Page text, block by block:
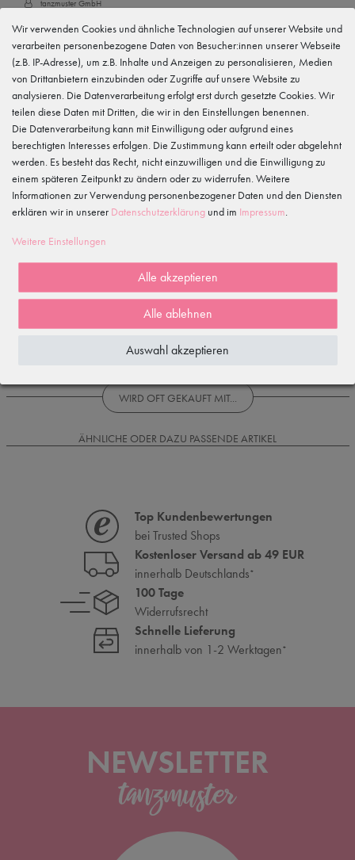
tanzmuster GmbH
service@tanzmuster.de
033606-779250
Hersteller
tanzmuster
Gewerbeparkring 2, 15299 Müllrose, Deutschland
service@tanzmuster.de
Merkmale
Kundenrezensionen()
4
2
WIRD OFT GEKAUFT MIT...
ÄHNLICHE ODER DAZU PASSENDE ARTIKEL
Top Kundenbewertungen
bei Trusted Shops
Kostenloser Versand ab 49 EUR
innerhalb Deutschlands*
100 Tage
Widerrufsrecht
Schnelle Lieferung
innerhalb von 1-2 Werktagen*
NEWSLETTER
Wir verwenden Cookies und ähnliche Technologien auf unserer Website und
verarbeiten personenbezogene Daten von Besucher:innen unserer Webseite
(z.B. IP-Adresse), um z.B. Inhalte und Anzeigen zu personalisieren, Medien
von Drittanbietern einzubinden oder Zugriffe auf unsere Website zu
analysieren. Die Datenverarbeitung erfolgt erst durch gesetzte Cookies. Wir
teilen diese Daten mit Dritten, die wir in den Einstellungen benennen.
Die Datenverarbeitung kann mit Einwilligung oder aufgrund eines
berechtigten Interesses erfolgen. Die Zustimmung kann erteilt oder abgelehnt
werden. Es besteht das Recht, nicht einzuwilligen und die Einwilligung zu
einem späteren Zeitpunkt zu ändern oder zu widerrufen. Weitere
Informationen zur Verwendung personenbezogener Daten und den Diensten
erklären wir in unserer Daten­schutz­erklärung und im Impressum.
Weitere Einstellungen
Alle akzeptieren
Alle ablehnen
Auswahl akzeptieren